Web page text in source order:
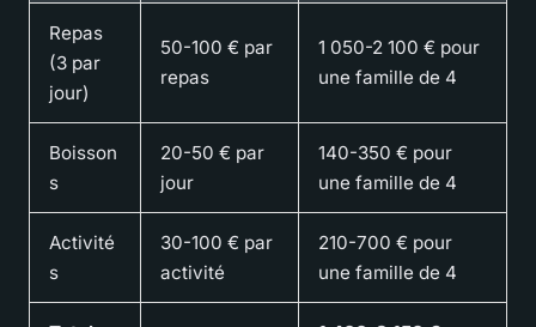
Repas
(3 par
jour)
50-100 € par
repas
1 050-2 100 € pour
une famille de 4
Boisson
s
20-50 € par
jour
140-350 € pour
une famille de 4
Activité
s
30-100 € par
activité
210-700 € pour
une famille de 4